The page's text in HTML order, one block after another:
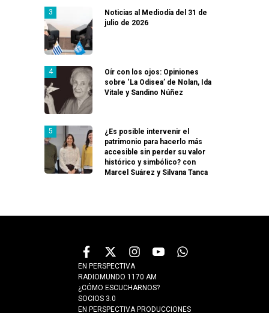
Noticias al Mediodía del 31 de
julio de 2026
Oír con los ojos: Opiniones
sobre ‘La Odisea’ de Nolan, Ida
Vitale y Sandino Núñez
¿Es posible intervenir el
patrimonio para hacerlo más
accesible sin perder su valor
histórico y simbólico? con
Marcel Suárez y Silvana Tanca
EN PERSPECTIVA
RADIOMUNDO 1170 AM
¿CÓMO ESCUCHARNOS?
SOCIOS 3.0
EN PERSPECTIVA PRODUCCIONES